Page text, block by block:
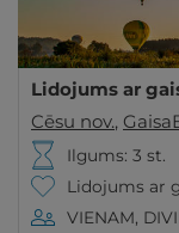
Lidojums ar
Cēsu nov.,
Ilgums: 3 st.
Lidojums ar
VIENAM,